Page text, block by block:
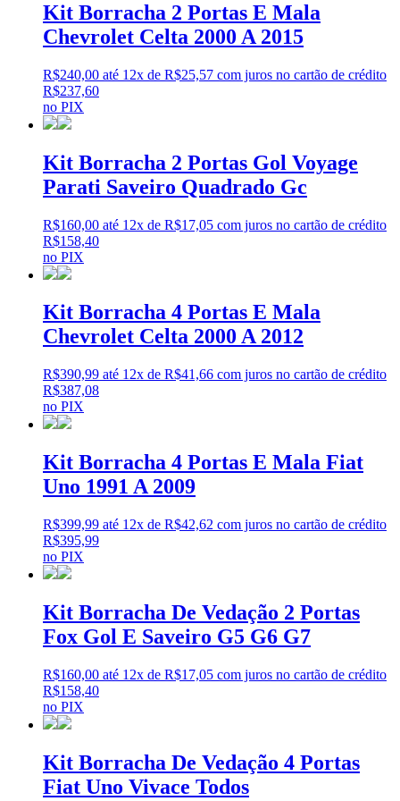
Kit Borracha 2 Portas E Mala
Chevrolet Celta 2000 A 2015
R$240,00 até 12x de R$25,57 com juros no cartão de crédito
R$237,60
no PIX
Kit Borracha 2 Portas Gol Voyage
Parati Saveiro Quadrado Gc
R$160,00 até 12x de R$17,05 com juros no cartão de crédito
R$158,40
no PIX
Kit Borracha 4 Portas E Mala
Chevrolet Celta 2000 A 2012
R$390,99 até 12x de R$41,66 com juros no cartão de crédito
R$387,08
no PIX
Kit Borracha 4 Portas E Mala Fiat
Uno 1991 A 2009
R$399,99 até 12x de R$42,62 com juros no cartão de crédito
R$395,99
no PIX
Kit Borracha De Vedação 2 Portas
Fox Gol E Saveiro G5 G6 G7
R$160,00 até 12x de R$17,05 com juros no cartão de crédito
R$158,40
no PIX
Kit Borracha De Vedação 4 Portas
Fiat Uno Vivace Todos